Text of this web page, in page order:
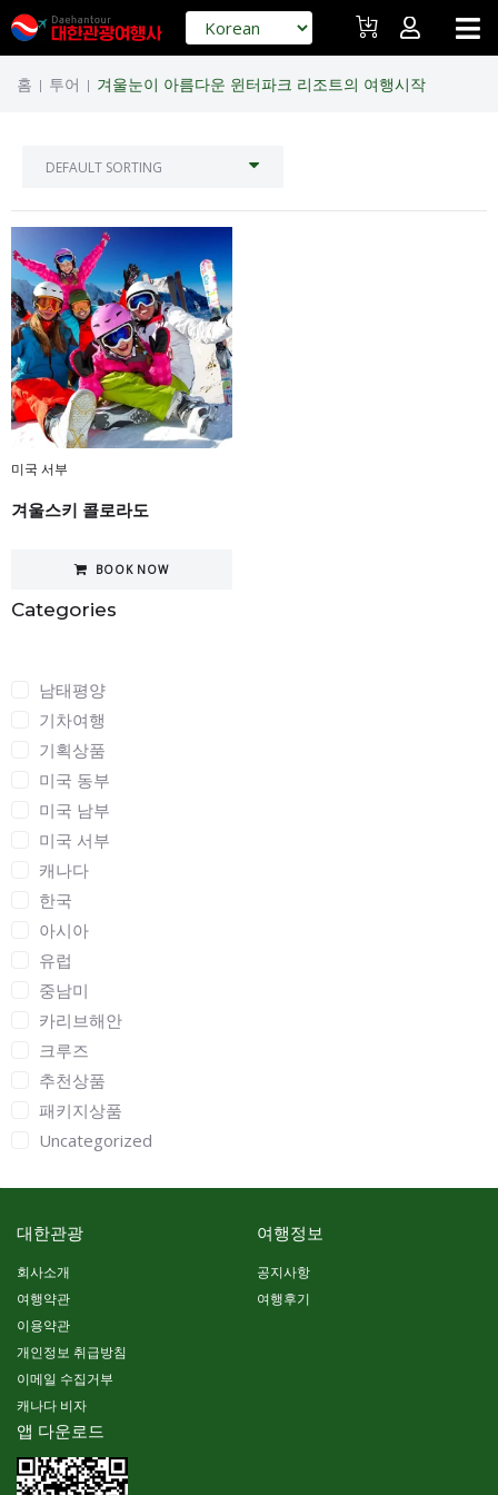
홈 | 투어 | 겨울눈이 아름다운 윈터파크 리조트의 여행시작
Categories
남태평양
기차여행
기획상품
미국 동부
미국 남부
미국 서부
캐나다
한국
아시아
유럽
중남미
카리브해안
크루즈
추천상품
패키지상품
Uncategorized
미국 서부
겨울스키 콜로라도
BOOK NOW
대한관광
회사소개
여행약관
이용약관
개인정보 취급방침
이메일 수집거부
캐나다 비자
여행정보
공지사항
여행후기
앱 다운로드